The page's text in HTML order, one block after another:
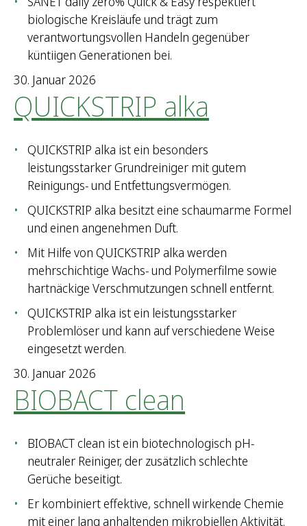
biologische Kreisläufe und trägt zum
verantwortungsvollen Handeln gegenüber
küntiigen Generationen bei.
30. Januar 2026
QUICKSTRIP alka
QUICKSTRIP alka ist ein besonders
leistungsstarker Grundreiniger mit gutem
Reinigungs- und Entfettungsvermögen.
QUICKSTRIP alka besitzt eine schaumarme Formel
und einen angenehmen Duft.
Mit Hilfe von QUICKSTRIP alka werden
mehrschichtige Wachs- und Polymerfilme sowie
hartnäckige Verschmutzungen schnell entfernt.
QUICKSTRIP alka ist ein leistungsstarker
Problemlöser und kann auf verschiedene Weise
eingesetzt werden.
30. Januar 2026
BIOBACT clean
BIOBACT clean ist ein biotechnologisch pH-
neutraler Reiniger, der zusätzlich schlechte
Gerüche beseitigt.
Er kombiniert effektive, schnell wirkende Chemie
mit einer lang anhaltenden mikrobiellen Aktivität.